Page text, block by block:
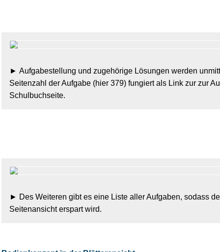
Aufgabestellung und zugehörige Lösungen werden
Seitenzahl der Aufgabe (hier 379) fungiert als Link zur zur
Schulbuchseite.
Des Weiteren gibt es eine Liste aller Aufgaben, sodass
Seitenansicht erspart wird.